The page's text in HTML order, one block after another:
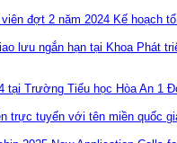
Kế hoạch
trực tuyến với tên miền quốc